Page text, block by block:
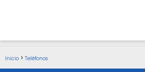
Inicio Teléfonos